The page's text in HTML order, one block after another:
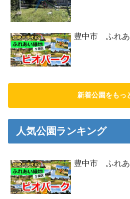
豊中市 ふれあ
新着公園をもっ
人気公園ランキング
豊中市 ふれあ